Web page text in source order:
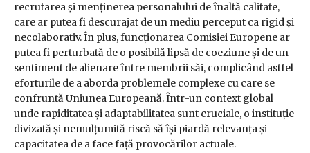
recrutarea și menținerea personalului de înaltă calitate,
care ar putea fi descurajat de un mediu perceput ca rigid și
necolaborativ. În plus, funcționarea Comisiei Europene ar
putea fi perturbată de o posibilă lipsă de coeziune și de un
sentiment de alienare între membrii săi, complicând astfel
eforturile de a aborda problemele complexe cu care se
confruntă Uniunea Europeană. Într-un context global
unde rapiditatea și adaptabilitatea sunt cruciale, o instituție
divizată și nemulțumită riscă să își piardă relevanța și
capacitatea de a face față provocărilor actuale.